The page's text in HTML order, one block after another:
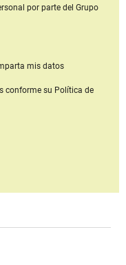
por parte del Grupo
mis datos
conforme su Política de